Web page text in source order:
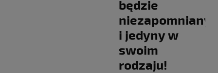
będzie
niezapomniany
i jedyny w
swoim
rodzaju!